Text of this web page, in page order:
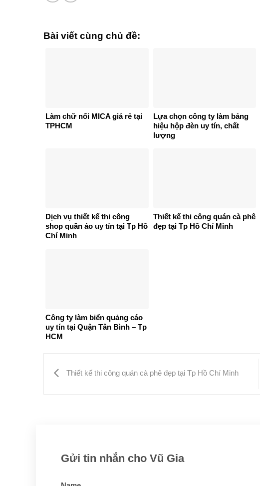
Bài viết cùng chủ đề:
Làm chữ nổi MICA giá rẻ tại
TPHCM
Lựa chọn công ty làm bảng
hiệu hộp đèn uy tín, chất
lượng
Dịch vụ thiết kế thi công
shop quần áo uy tín tại Tp Hồ
Chí Minh
Thiết kế thi công quán cà phê
đẹp tại Tp Hồ Chí Minh
Công ty làm biển quảng cáo
uy tín tại Quận Tân Bình – Tp
HCM
Thiết kế thi công quán cà phê đẹp tại Tp Hồ Chí Minh
Gửi tin nhắn cho Vũ Gia